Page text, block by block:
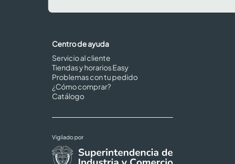
Centro de ayuda
Servicio al cliente
Tiendas y horarios Easy
Problemas con tu pedido
¿Cómo comprar?
Catálogo